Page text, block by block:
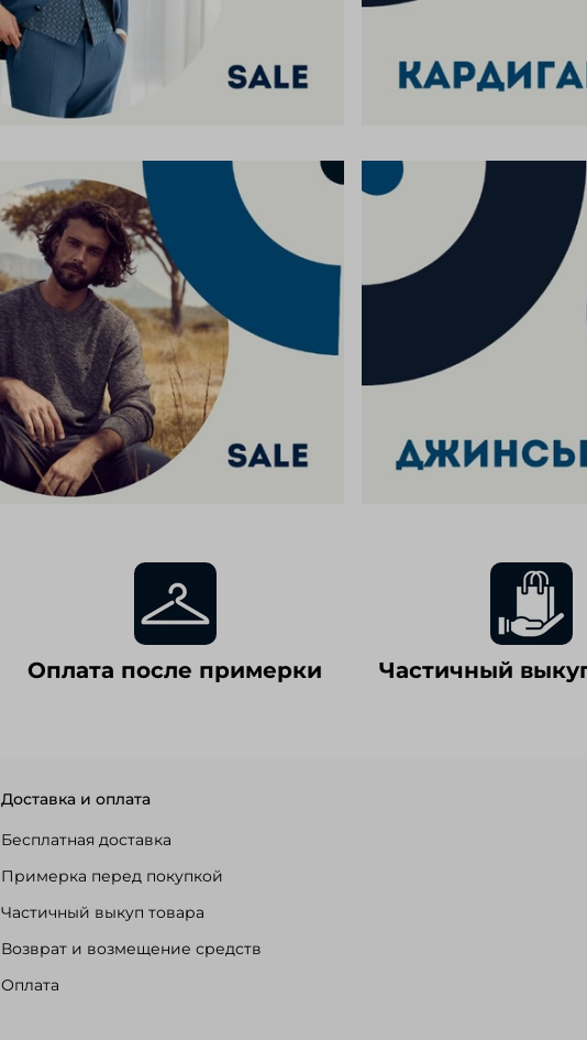
Оплата после примерки Частичный
Доставка и оплата
Бесплатная доставка
Примерка перед покупкой
Частичный выкуп товара
Возврат и возмещение средств
Оплата